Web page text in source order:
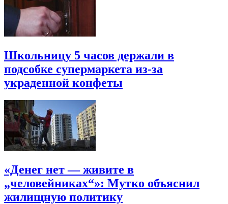
Школьницу 5 часов держали в
подсобке супермаркета из-за
украденной конфеты
«Денег нет — живите в
„человейниках“»: Мутко объяснил
жилищную политику